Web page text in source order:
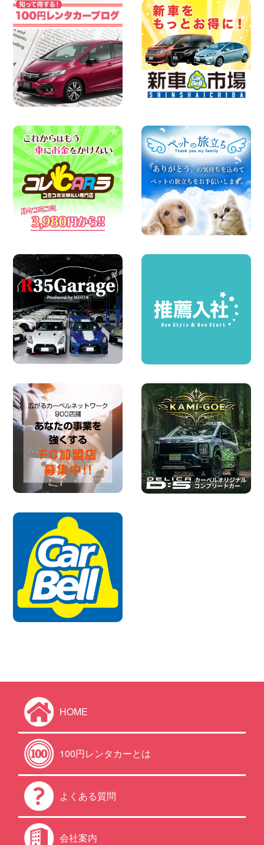
100円レンタカー 杉戸
2026年08月07日
佐渡でのドライブは安全第一!交通事故に
ご注意ください 新潟県 佐渡空港店
100円レンタカー 佐渡空港
2026年08月07日
楽しい佐渡旅行を守るために!安全運転の
お願い 新潟県 両津店
100円レンタカー 両津
日産セレナが新入荷!!中川かの里店!! 愛知
県 中川かの里店
100円レンタカー 中川かの里
2026年08月07日
☆ 夏休みクーポン登場!最大9,500円おト
ク! ☆ 鳥取県 鳥取青谷店
100円レンタカー 鳥取青谷
2026年08月07日
夏季休暇のお知らせ 東京都 墨田両国店
100円レンタカー 墨田両国
2026年08月07日
夏季休暇のお知らせ 東京都 墨田文花店
お盆も休まず営業します! 神奈川県 横浜
旭南本宿町店
100円レンタカー 横浜旭南本宿町
2026年08月07日
HOME
100円レンタカーとは
よくある質問
会社案内